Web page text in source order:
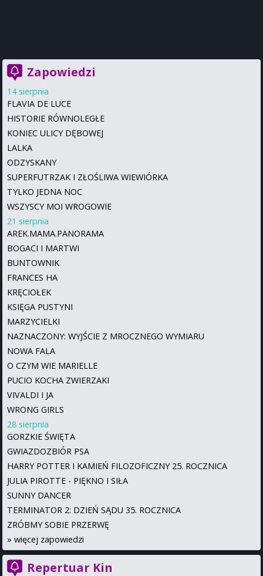
Zapowiedzi
14 sierpnia
FLAVIA DE LUCE
HISTORIE RÓWNOLEGŁE
KONIEC ULICY DĘBOWEJ
LALKA
ODZYSKANY
SUPERFUTRZAK I ZŁOŚLIWA WIEWIÓRKA
TYLKO JEDNA NOC
WSZYSCY MOI WROGOWIE
21 sierpnia
AREK.MAMA.PANORAMA
BOGACI I MARTWI
BUNTOWNIK
FRANCES HA
KRĘCIOŁEK
KSIĘGA PUSTYNI
MARZYCIELKI
NAZNACZONY: WYJŚCIE Z MROCZNEGO WYMIARU
NOWA FALA
O CZYM WIE MARIELLE
PUCIO KOCHA ZWIERZAKI
VIVALDI I JA
WRONG GIRLS
28 sierpnia
GORZKIE ŚWIĘTA
GWIAZDOZBIÓR PSA
HARRY POTTER I KAMIEŃ FILOZOFICZNY 25. ROCZNICA
JULIA PIROTTE - PIĘKNO I SIŁA
SUNNY DANCER
TERMINATOR 2: DZIEŃ SĄDU 35. ROCZNICA
ZRÓBMY SOBIE PRZERWĘ
» więcej zapowiedzi
Repertuar Kin